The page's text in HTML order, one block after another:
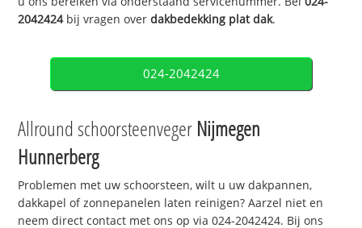
2042424bij vragen overdakbedekking plat dak.
024-2042424
Allround schoorsteenveger Nijmegen
Hunnerberg
Problemen met uw schoorsteen, wilt u uw dakpannen,
dakkapel of zonnepanelen laten reinigen? Aarzel niet en
neem direct contact met ons op via 024-2042424. Bij ons